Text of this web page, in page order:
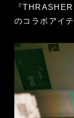
『
のコラボアイ